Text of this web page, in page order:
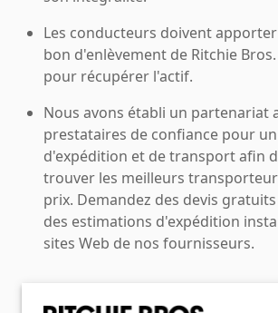
Les conducteurs doivent
bon d'enlèvement de Ritchie
pour récupérer l'actif.
Nous avons établi un partenariat
prestataires de confiance pour
d'expédition et de transport afin
trouver les meilleurs
prix. Demandez des devis
des estimations d'expédition
sites Web de nos fournisseurs.